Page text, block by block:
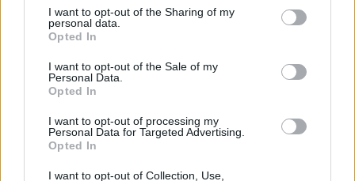
I want to opt-out of the Sharing of my
personal data.
Opted In
I want to opt-out of the Sale of my
Personal Data.
Opted In
I want to opt-out of processing my
Personal Data for Targeted Advertising.
Opted In
I want to opt-out of Collection, Use,
Moottoripyöräilijä pakeni poliisia